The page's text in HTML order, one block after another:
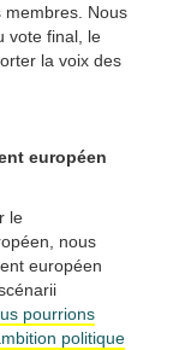
membres. Nous
vote final, le
la voix des
européen
le
nous
européen
pourrions
politique